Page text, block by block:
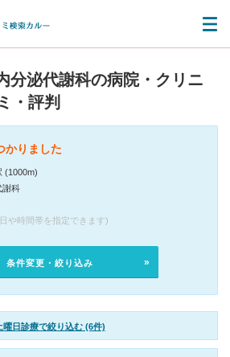
分泌代謝科の病院・クリニ
・評判
かりました
(1000m)
謝科
や時間帯を指定できます)
条件変更・絞り込み
曜日診療で絞り込む (6件)